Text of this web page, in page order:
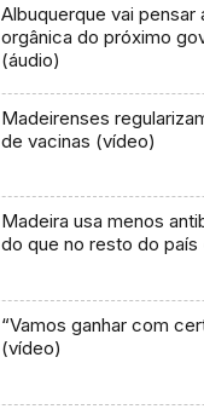
Albuquerque vai pensar
orgânica do próximo
(áudio)
Madeirenses
de vacinas (vídeo)
Madeira usa menos
do que no resto do país
“Vamos ganhar com
(vídeo)